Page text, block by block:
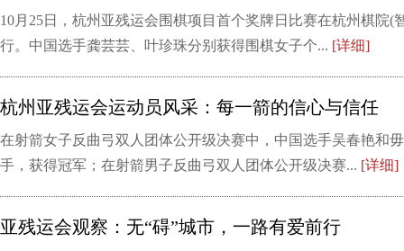
10月25日，杭州亚残运会围棋项目首个奖牌日比赛在杭州棋院(
行。中国选手龚芸芸、叶珍珠分别获得围棋女子个... [详细]
杭州亚残运会运动员风采：每一箭的信心与信任
在射箭女子反曲弓双人团体公开级决赛中，中国选手吴春艳和
手，获得冠军；在射箭男子反曲弓双人团体公开级决赛... [详细]
亚残运会观察：无“碍”城市，一路有爱前行